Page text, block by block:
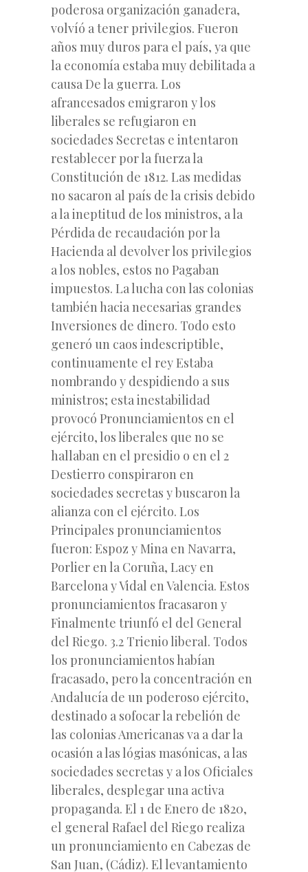
poderosa organización ganadera,
volvíó a tener privilegios. Fueron
años muy duros para el país, ya que
la economía estaba muy debilitada a
causa De la guerra. Los
afrancesados emigraron y los
liberales se refugiaron en
sociedades Secretas e intentaron
restablecer por la fuerza la
Constitución de 1812. Las medidas
no sacaron al país de la crisis debido
a la ineptitud de los ministros, a la
Pérdida de recaudación por la
Hacienda al devolver los privilegios
a los nobles, estos no Pagaban
impuestos. La lucha con las colonias
también hacia necesarias grandes
Inversiones de dinero. Todo esto
generó un caos indescriptible,
continuamente el rey Estaba
nombrando y despidiendo a sus
ministros; esta inestabilidad
provocó Pronunciamientos en el
ejército, los liberales que no se
hallaban en el presidio o en el 2
Destierro conspiraron en
sociedades secretas y buscaron la
alianza con el ejército. Los
Principales pronunciamientos
fueron: Espoz y Mina en Navarra,
Porlier en la Coruña, Lacy en
Barcelona y Vidal en Valencia. Estos
pronunciamientos fracasaron y
Finalmente triunfó el del General
del Riego. 3.2 Trienio liberal. Todos
los pronunciamientos habían
fracasado, pero la concentración en
Andalucía de un poderoso ejército,
destinado a sofocar la rebelión de
las colonias Americanas va a dar la
ocasión a las lógias masónicas, a las
sociedades secretas y a los Oficiales
liberales, desplegar una activa
propaganda. El 1 de Enero de 1820,
el general Rafael del Riego realiza
un pronunciamiento en Cabezas de
San Juan, (Cádiz). El levantamiento